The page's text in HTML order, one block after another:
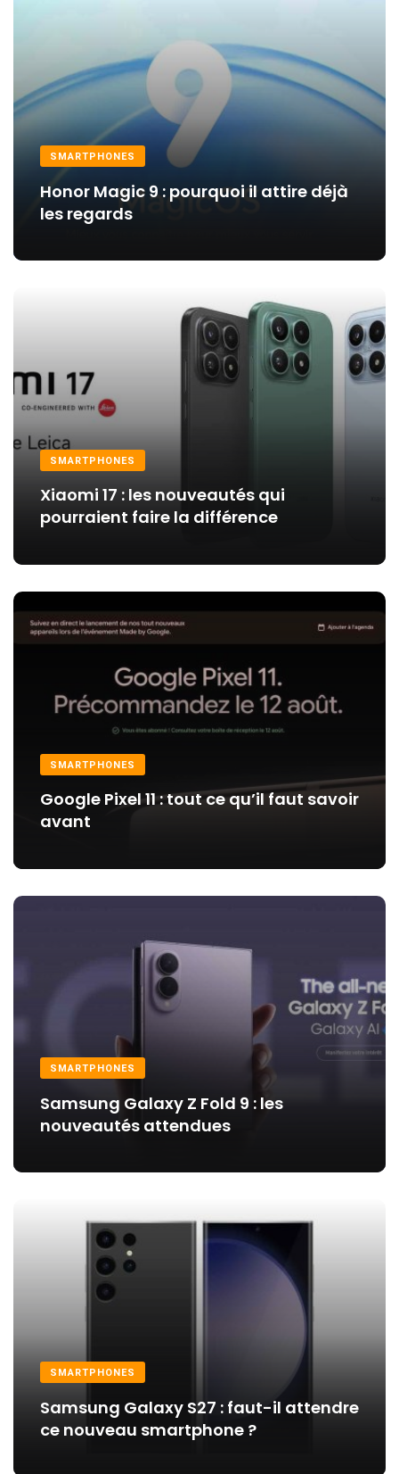
SMARTPHONES
Honor Magic 9 : pourquoi il attire déjà
les regards
SMARTPHONES
Xiaomi 17 : les nouveautés qui
pourraient faire la différence
SMARTPHONES
Google Pixel 11 : tout ce qu’il faut savoir
avant
SMARTPHONES
Samsung Galaxy Z Fold 9 : les
nouveautés attendues
SMARTPHONES
Samsung Galaxy S27 : faut-il attendre
ce nouveau smartphone ?